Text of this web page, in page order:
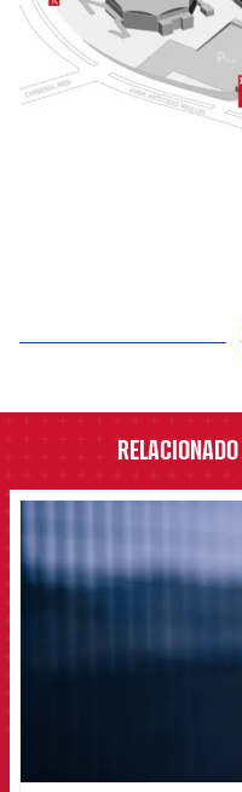
RELACIONADO